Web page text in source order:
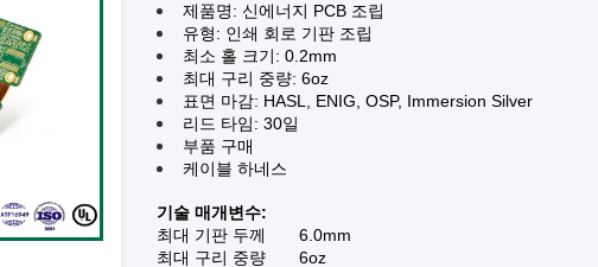
제품명: 신에너지 PCB 조립
유형: 인쇄 회로 기판 조립
최소 홀 크기: 0.2mm
최대 구리 중량: 6oz
표면 마감: HASL, ENIG, OSP, Immersion Silver
리드 타임: 30일
부품 구매
케이블 하네스
기술 매개변수:
최대 기판 두께
6.0mm
최대 구리 중량
6oz